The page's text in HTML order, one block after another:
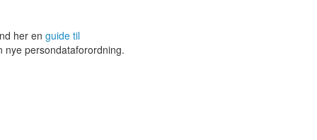
her en guide til
nye persondataforordning.